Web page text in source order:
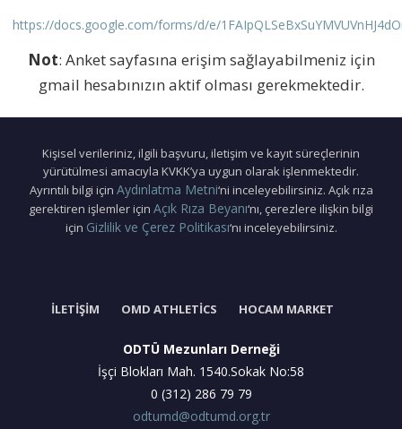
https://docs.google.com/forms/d/e/
Not: Anket sayfasına erişim sağlayabilmeniz için
gmail hesabınızın aktif olması gerekmektedir.
Kişisel verileriniz, ilgili başvuru, iletişim ve kayıt süreçlerinin
yürütülmesi amacıyla KVKK’ya uygun olarak işlenmektedir.
Ayrıntılı bilgi için Aydınlatma Metni‘ni inceleyebilirsiniz. Açık rıza
gerektiren işlemler için Açık Rıza Beyanı‘nı, çerezlere ilişkin bilgi
için Gizlilik ve Çerez Politikası‘nı inceleyebilirsiniz.
İLETIŞIM OMD ATHLETICS HOCAM MARKET
ODTÜ Mezunları Derneği
İşçi Blokları Mah. 1540.Sokak No:58
0 (312) 286 79 79
odtumd@odtumd.org.tr